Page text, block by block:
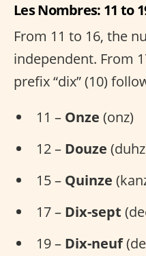
Les Nombres: 11 to
From 11 to 16, the
independent. From
prefix “dix” (10)
11 – Onze (onz)
12 – Douze
15 – Quinze
17 – Dix-sept
19 – Dix-neuf